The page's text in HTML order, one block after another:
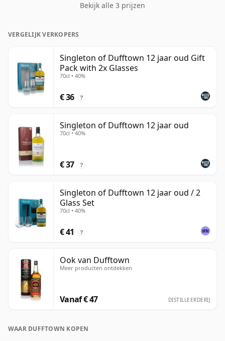
Bekijk alle 3 prijzen
VERGELIJK VERKOPERS
Singleton of Dufftown 12 jaar oud Gift
Pack with 2x Glasses
70cl • 40%
€ 36 ?
Singleton of Dufftown 12 jaar oud
70cl • 40%
€ 37 ?
Singleton of Dufftown 12 jaar oud / 2
Glass Set
70cl • 40%
€ 41 ?
Ook van Dufftown
Meer producten ontdekken
Vanaf € 47 DISTILLEERDERIJ
WAAR DUFFTOWN KOPEN